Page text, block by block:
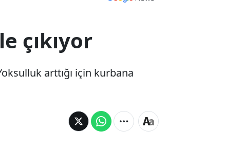
çıkıyor
arttığı için kurbana